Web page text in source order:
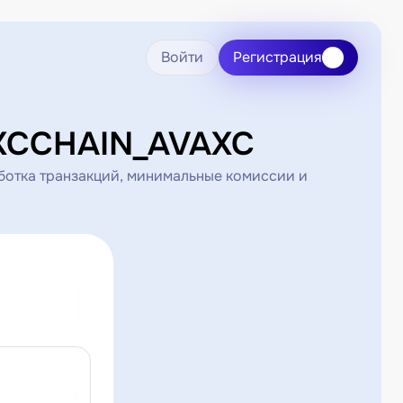
Войти Регистрация
транзакций, минимальные комиссии и